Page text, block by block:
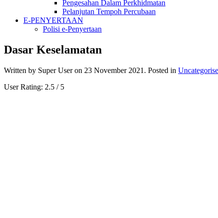
Pengesahan Dalam Perkhidmatan
Pelanjutan Tempoh Percubaan
E-PENYERTAAN
Polisi e-Penyertaan
Dasar Keselamatan
Written by Super User on 23 November 2021 . Posted in
User Rating: 2.5 / 5